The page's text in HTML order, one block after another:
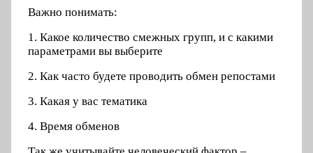
Важно понимать:
1. Какое количество смежных групп, и с какими
параметрами вы выберите
2. Как часто будете проводить обмен репостами
3. Какая у вас тематика
4. Время обменов